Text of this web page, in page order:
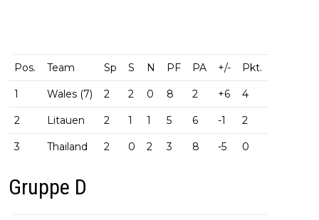
Pos. Team Sp S N PF PA +/- Pkt.
1 Wales (7) 2 2 0 8 2 +6 4
2 Litauen 2 1 1 5 6 -1 2
3 Thailand 2 0 2 3 8 -5 0
Gruppe D